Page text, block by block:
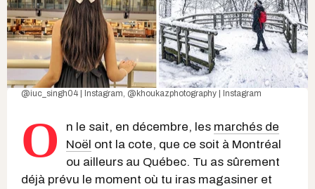
@iuc_singh04 | Instagram @khoukazphotography | Instagram
O n le sait, en décembre, les marchés de
Noël ont la cote, que ce soit à Montréal
ou ailleurs au Québec. Tu as sûrement
déjà prévu le moment où tu iras magasiner et